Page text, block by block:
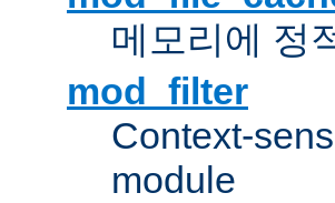
메모리에 정
mod_filter
Context-
module